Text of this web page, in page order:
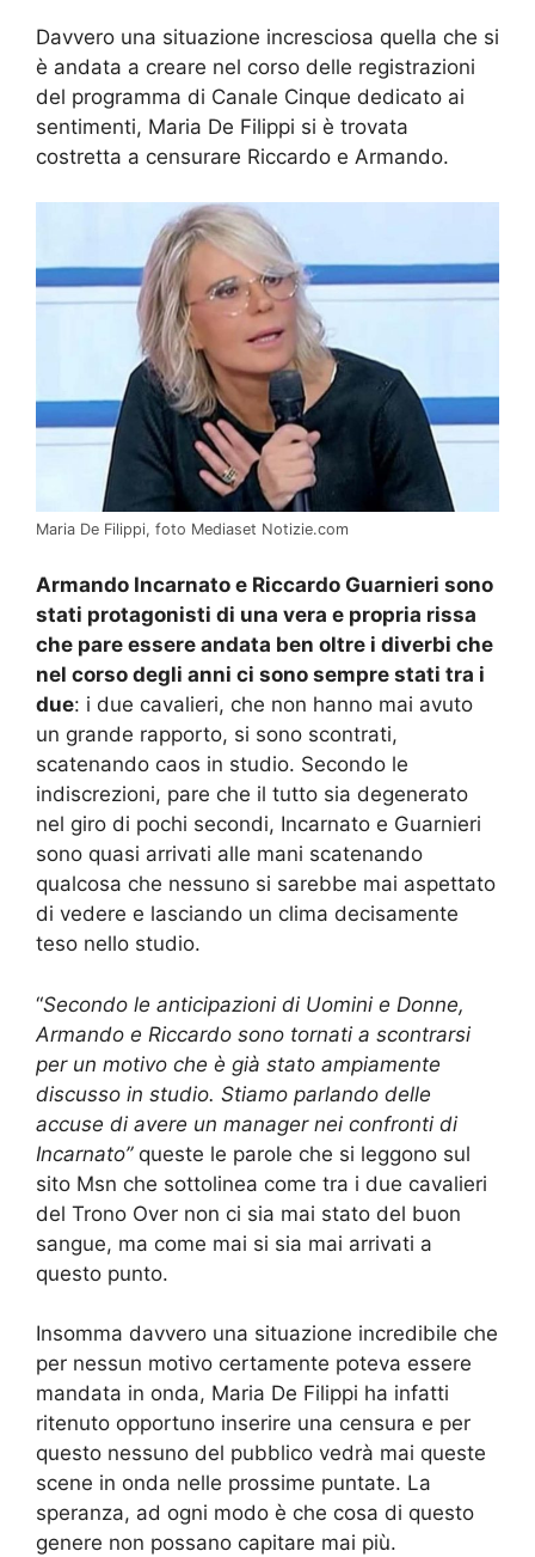
Davvero una situazione incresciosa quella che si
è andata a creare nel corso delle registrazioni
del programma di Canale Cinque dedicato ai
sentimenti, Maria De Filippi si è trovata
costretta a censurare Riccardo e Armando.
Maria De Filippi, foto Mediaset Notizie.com
Armando Incarnato e Riccardo Guarnieri sono
stati protagonisti di una vera e propria rissa
che pare essere andata ben oltre i diverbi che
nel corso degli anni ci sono sempre stati tra i
due: i due cavalieri, che non hanno mai avuto
un grande rapporto, si sono scontrati,
scatenando caos in studio. Secondo le
indiscrezioni, pare che il tutto sia degenerato
nel giro di pochi secondi, Incarnato e Guarnieri
sono quasi arrivati alle mani scatenando
qualcosa che nessuno si sarebbe mai aspettato
di vedere e lasciando un clima decisamente
teso nello studio.
“Secondo le anticipazioni di Uomini e Donne,
Armando e Riccardo sono tornati a scontrarsi
per un motivo che è già stato ampiamente
discusso in studio. Stiamo parlando delle
accuse di avere un manager nei confronti di
Incarnato”queste le parole che si leggono sul
sito Msn che sottolinea come tra i due cavalieri
del Trono Over non ci sia mai stato del buon
sangue, ma come mai si sia mai arrivati a
questo punto.
Insomma davvero una situazione incredibile che
per nessun motivo certamente poteva essere
mandata in onda, Maria De Filippi ha infatti
ritenuto opportuno inserire una censura e per
questo nessuno del pubblico vedrà mai queste
scene in onda nelle prossime puntate. La
speranza, ad ogni modo è che cosa di questo
genere non possano capitare mai più.